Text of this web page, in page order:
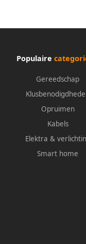
Populaire
Gereedschap
Opruimen
Kabels
Elektra &
Smart home